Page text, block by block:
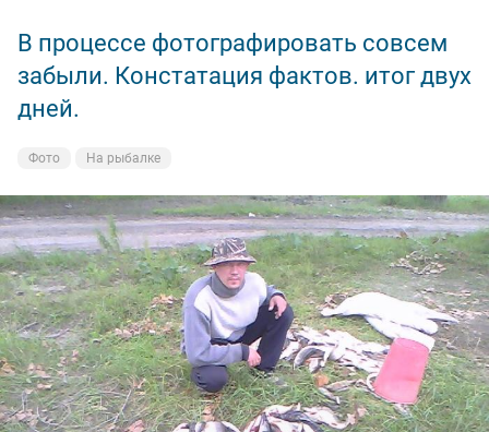
В процессе фотографировать совсем
забыли. Констатация фактов. итог двух
дней.
Фото На рыбалке